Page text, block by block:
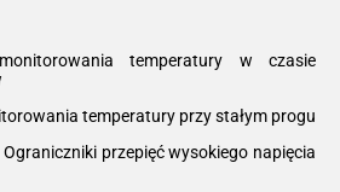
temperatury w czasie
temperatury przy stałym progu
Ograniczniki przepięć wysokiego napięcia